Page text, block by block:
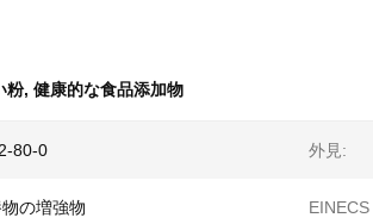
粉, 健康的な食品添加物
80-0 外見:
の増強物